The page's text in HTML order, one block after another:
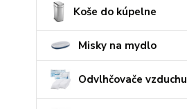
Koše do kúpelne
Misky na mydlo
Odvlhčovače vzduchu